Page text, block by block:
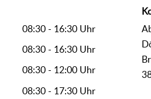
08:30 - 16:30 Uhr
08:30 - 16:30 Uhr
08:30 - 12:00 Uhr
08:30 - 17:30 Uhr